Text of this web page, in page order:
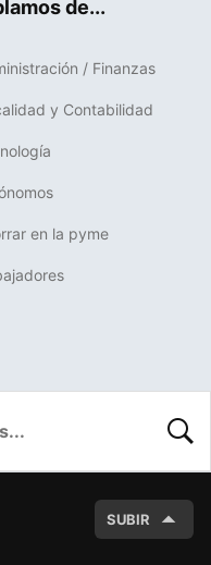
de...
/ Finanzas
y Contabilidad
en la pyme
SUBIR